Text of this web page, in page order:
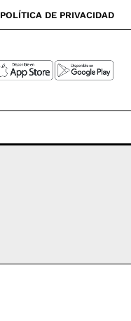
POLÍTICA DE PRIVACIDAD